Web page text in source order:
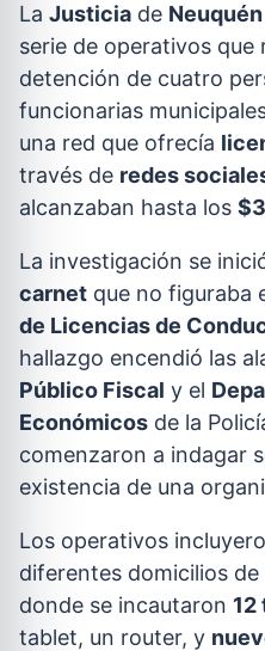
La Justicia de Neuquén
serie de operativos que
detención de cuatro
funcionarias
una red que ofrecía
través de redes
alcanzaban hasta los
La investigación se
carnet que no figuraba
de Licencias de
hallazgo encendió las
Público Fiscal y el
Económicos de la
comenzaron a indagar
existencia de una
Los operativos
diferentes domicilios
donde se incautaron 12
tablet, un router, y